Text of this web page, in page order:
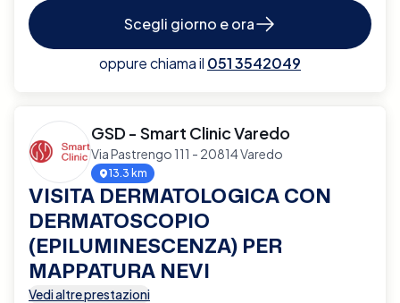
Scegli giorno e ora
oppure chiama il 051 3542049
GSD - Smart Clinic Varedo
Via Pastrengo 111 - 20814 Varedo
13.3 km
VISITA DERMATOLOGICA CON
DERMATOSCOPIO
(EPILUMINESCENZA) PER
MAPPATURA NEVI
Vedi altre prestazioni